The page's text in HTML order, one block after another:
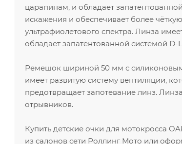
царапинам, и обладает
искажения и обеспечивает более
ультрафиолетового спектра. Линза
обладает запатентованной системой
Ремешок шириной 50 мм с
имеет развитую систему вентиляции,
предотвращает запотевание линз.
отрывников.
Купить детские очки для мотокросса
из салонов сети Роллинг Мото или